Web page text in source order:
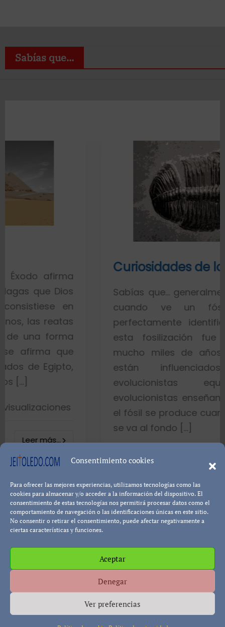
Consentimiento cookies
Para ofrecer las mejores experiencias, utilizamos tecnologías como las
cookies para almacenar y/o acceder a la información del dispositivo. El
consentimiento de estas tecnologías nos permitirá procesar datos como el
comportamiento de navegación o las identificaciones únicas en este sitio.
No consentir o retirar el consentimiento, puede afectar negativamente a
ciertas características y funciones.
Aceptar
Denegar
Ver preferencias
Sabías que...
Curiosidades de los fósiles
Sabías que… generalmente toda la
cuando ve un fósil de un
perfectamente identificado piensa
esta fosilización fue un
mucho miles de años. Esto es
están influenciados por
evolucionistas equivocadas.
evolucionistas enseñan con gráficos
el fósil se produce cuando el pez
se va al fondo […]
Pablo Blanco Leer
Responsabilidad